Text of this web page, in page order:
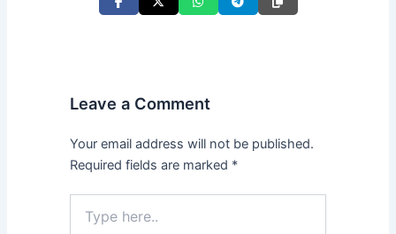
Leave a Comment
Your email address will not be published.
Required fields are marked *
here..